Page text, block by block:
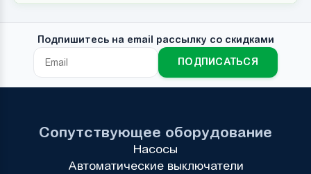
Подпишитесь на email рассылку со скидками
ПОДПИСАТЬСЯ
Сопутствующее оборудование
Насосы
Автоматические выключатели